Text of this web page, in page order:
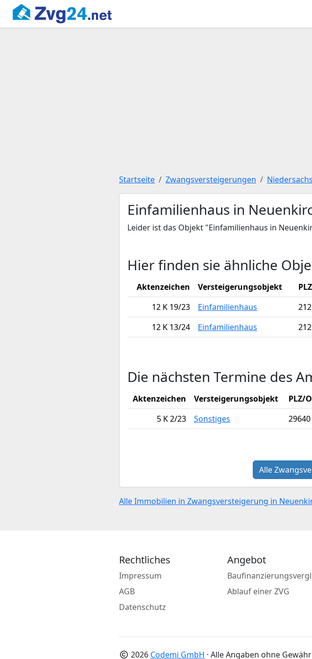
Startseite Zwangsversteigerungen
Einfamilienhaus in
Leider ist das Objekt "Einfamilienhaus in
Hier finden sie ähnliche
Aktenzeichen Versteigerungsobjekt
12 K 19/23
Einfamilienhaus
12 K 13/24
Einfamilienhaus
Die nächsten Termine des
Aktenzeichen Versteigerungsobjekt PLZ/
5 K 2/23
Sonstiges
Alle
Alle Immobilien in Zwangsversteigerung in
Rechtliches
Impressum
AGB
Datenschutz
Angebot
Ablauf einer ZVG
2026 Codemi GmbH · Alle Angaben ohne Gewähr